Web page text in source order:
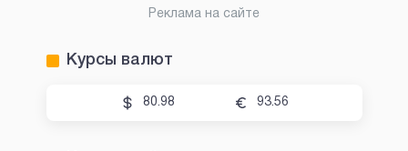
Реклама на сайте
Курсы валют
80.98 93.56